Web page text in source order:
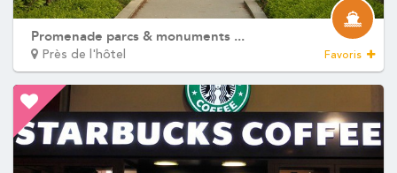
Promenade parcs & monuments ...
Près de l'hôtel Favoris